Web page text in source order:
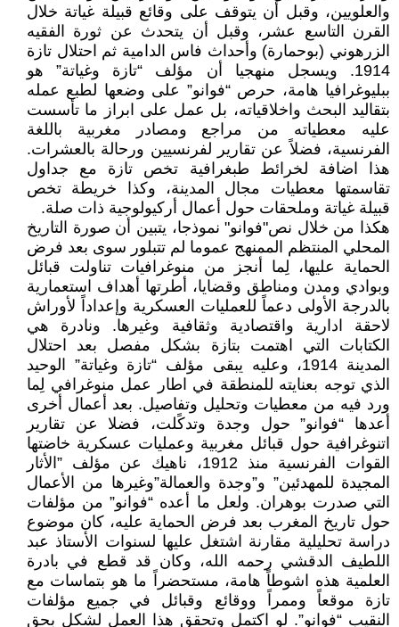
والعلويين، وقبل أن يتوقف على وقائع قبيلة غياتة خلال
القرن التاسع عشر، وقبل أن يتحدث عن ثورة الفقيه
الزرهوني (بوحمارة) وأحداث فاس الدامية ثم احتلال تازة
1914. ويسجل منهجيا أن مؤلف “تازة وغياتة” هو
ببليوغرافيا هامة، حرص “فوانو” على وضعها لطبع عمله
بتقاليد البحث واخلاقياته، بل عمل على ابراز ما تأسست
عليه معطياته من مراجع ومصادر مغربية باللغة
الفرنسية، فضلاً عن تقارير لفرنسيين ورحالة بالعشرات.
هذا اضافة لخرائط طبغرافية تخص تازة مع جداول
تقاسمتها معطيات مجال المدينة، وكذا خريطة تخص
قبيلة غياتة وملحقات حول أعمال أركيولوجية ذات صلة.
هكذا من خلال نص"فوانو" نموذجا، يتبين أن صورة التاريخ
المحلي المنتظم الممنهج عموما لم تتبلور سوى بعد فرض
الحماية عليها، لِما أنجز من منوغرافيات تناولت قبائل
وبوادي ومدن ومناطق وقضايا، أطرتها أهداف استعمارية
بالدرجة الأولى دعماً للعمليات العسكرية وإعداداً لأوراش
لاحقة ادارية واقتصادية وثقافية وغيرها. ونادرة هي
الكتابات التي اهتمت بتازة بشكل مفصل بعد احتلال
المدينة 1914، وعليه يبقى مؤلف “تازة وغياتة” الوحيد
الذي توجه بعنايته للمنطقة في اطار عمل منوغرافي لِما
ورد فيه من معطيات وتحليل وتفاصيل. بعد أعمال أخرى
أعدها “فوانو” حول وجدة وتدكًلت، فضلا عن تقارير
اتنوغرافية حول قبائل مغربية وعمليات عسكرية خاضتها
القوات الفرنسية منذ 1912، ناهيك عن مؤلف ”الأثار
المجيدة للمهدئين” و”وجدة والعمالة”وغيرها من الأعمال
التي صدرت بوهران. ولعل ما أعده “فوانو” من مؤلفات
حول تاريخ المغرب بعد فرض الحماية عليه، كان موضوع
دراسة تحليلية مقارنة اشتغل عليها لسنوات الأستاذ عبد
اللطيف الدقشي رحمه الله، وكان قد قطع في بادرة
العلمية هذه اشوطاً هامة، مستحضراً ما هو بتماسات مع
تازة موقعاً وممراً ووقائع وقبائل في جميع مؤلفات
النقيب “فوانو”. لو اكتمل وتحقق هذا العمل لشكل بحق